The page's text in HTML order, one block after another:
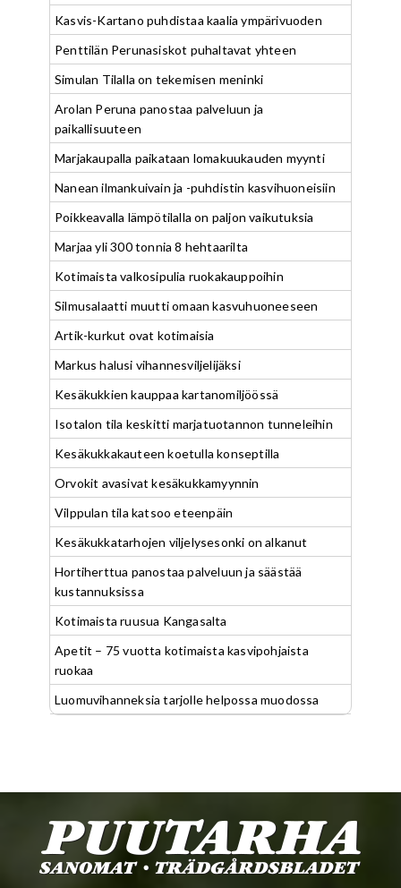
Kasvis-Kartano puhdistaa kaalia ympärivuoden
Penttilän Perunasiskot puhaltavat yhteen
Simulan Tilalla on tekemisen meninki
Arolan Peruna panostaa palveluun ja
paikallisuuteen
Marjakaupalla paikataan lomakuukauden myynti
Nanean ilmankuivain ja -puhdistin kasvihuoneisiin
Poikkeavalla lämpötilalla on paljon vaikutuksia
Marjaa yli 300 tonnia 8 hehtaarilta
Kotimaista valkosipulia ruokakauppoihin
Silmusalaatti muutti omaan kasvuhuoneeseen
Artik-kurkut ovat kotimaisia
Markus halusi vihannesviljelijäksi
Kesäkukkien kauppaa kartanomiljöössä
Isotalon tila keskitti marjatuotannon tunneleihin
Kesäkukkakauteen koetulla konseptilla
Orvokit avasivat kesäkukkamyynnin
Vilppulan tila katsoo eteenpäin
Kesäkukkatarhojen viljelysesonki on alkanut
Hortiherttua panostaa palveluun ja säästää
kustannuksissa
Kotimaista ruusua Kangasalta
Apetit – 75 vuotta kotimaista kasvipohjaista
ruokaa
Luomuvihanneksia tarjolle helpossa muodossa